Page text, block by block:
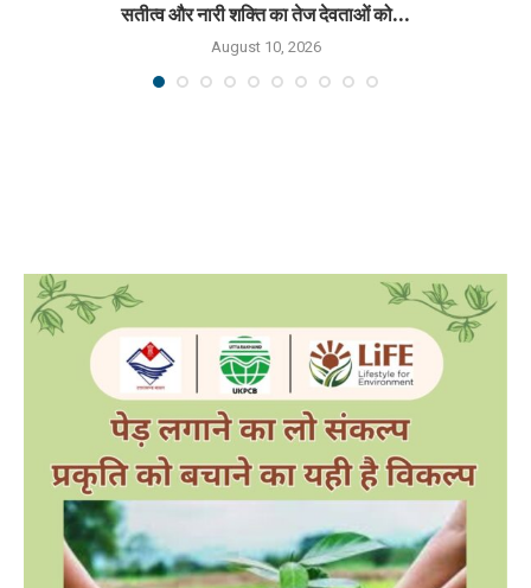
सतीत्व और नारी शक्ति का तेज देवताओं को...
August 10, 2026